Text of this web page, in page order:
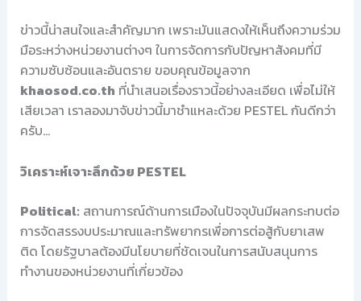
ข่าวนี้น่าสนใจและสำคัญมาก เพราะมันแสดงให้เห็นถึงความร่วม
มือระหว่างหน่วยงานต่างๆ ในการจัดการกับปัญหาสังคมที่มี
ความซับซ้อนและอันตราย ขอบคุณข้อมูลจาก
khaosod.co.th ที่นำเสนอเรื่องราวนี้อย่างละเอียด เพื่อไม่ให้
เสียเวลา เราลองมาจับข่าวนี้มาชำแหละด้วย PESTEL กันดีกว่า
ครับ…
วิเคราะห์เจาะลึกด้วย PESTEL
Political: สถานการณ์ด้านการเมืองในปัจจุบันมีผลกระทบต่อ
การจัดสรรงบประมาณและทรัพยากรเพื่อการต่อสู้กับยาเสพ
ติด โดยรัฐบาลต้องมีนโยบายที่ชัดเจนในการสนับสนุนการ
ทำงานของหน่วยงานที่เกี่ยวข้อง